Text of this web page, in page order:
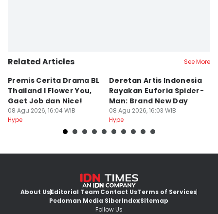
Related Articles See More
Premis Cerita Drama BL
Thailand I Flower You,
Gaet Job dan Nice!
08 Agu 2026, 16:04 WIB
Hype
Deretan Artis Indonesia
Rayakan Euforia Spider-
Man: Brand New Day
08 Agu 2026, 16:03 WIB
Hype
About UsEditorial TeamContact UsTerms of Services
Pedoman Media SiberIndexSitemap
Follow Us